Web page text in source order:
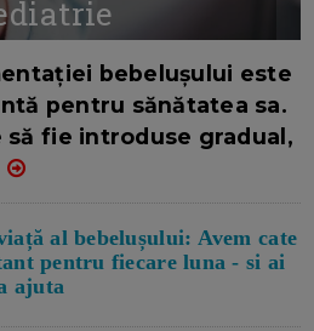
bebelușului este
pentru sănătatea sa.
fie introduse gradual,
al bebelușului: Avem cate
pentru fiecare luna - si ai
ajuta